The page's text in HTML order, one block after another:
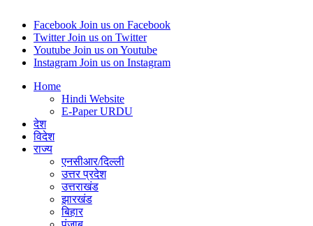
Facebook Join us on Facebook
Twitter Join us on Twitter
Youtube Join us on Youtube
Instagram Join us on Instagram
Home
Hindi Website
E-Paper URDU
देश
विदेश
राज्य
एनसीआर/दिल्ली
उत्तर प्रदेश
उत्तराखंड
झारखंड
बिहार